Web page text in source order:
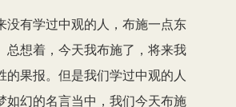
没有学过中观的人，布施一点东
总想着，今天我布施了，将来我
的果报。但是我们学过中观的人
如幻的名言当中，我们今天布施